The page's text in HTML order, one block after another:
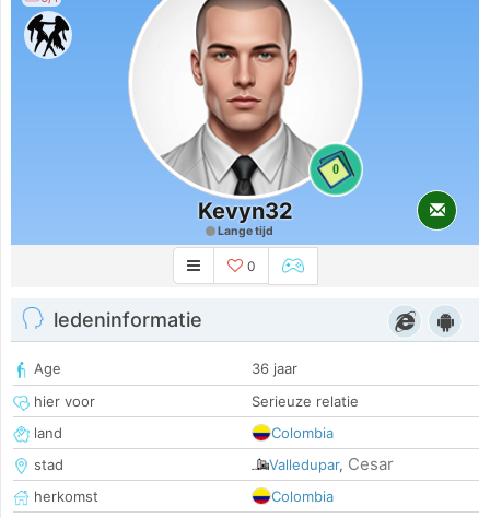
0
Kevyn32
Lange tijd
0
ledeninformatie
Age
36 jaar
hier voor
Serieuze relatie
land
Colombia
stad
Valledupar, Cesar
herkomst
Colombia